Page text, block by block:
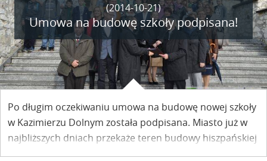
(2014-10-21)
Umowa na budowę szkoły podpisana!
Po długim oczekiwaniu umowa na budowę nowej szkoły
w Kazimierzu Dolnym została podpisana. Miasto już w
najbliższych dniach przekaże teren budowy hiszpańskiej
firmie Coprosa, która wygrała przetarg.